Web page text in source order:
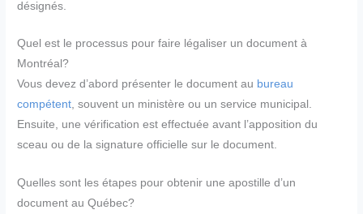
désignés.
Quel est le processus pour faire légaliser un document à
Montréal?
Vous devez d’abord présenter le document au bureau
compétent, souvent un ministère ou un service municipal.
Ensuite, une vérification est effectuée avant l’apposition du
sceau ou de la signature officielle sur le document.
Quelles sont les étapes pour obtenir une apostille d’un
document au Québec?